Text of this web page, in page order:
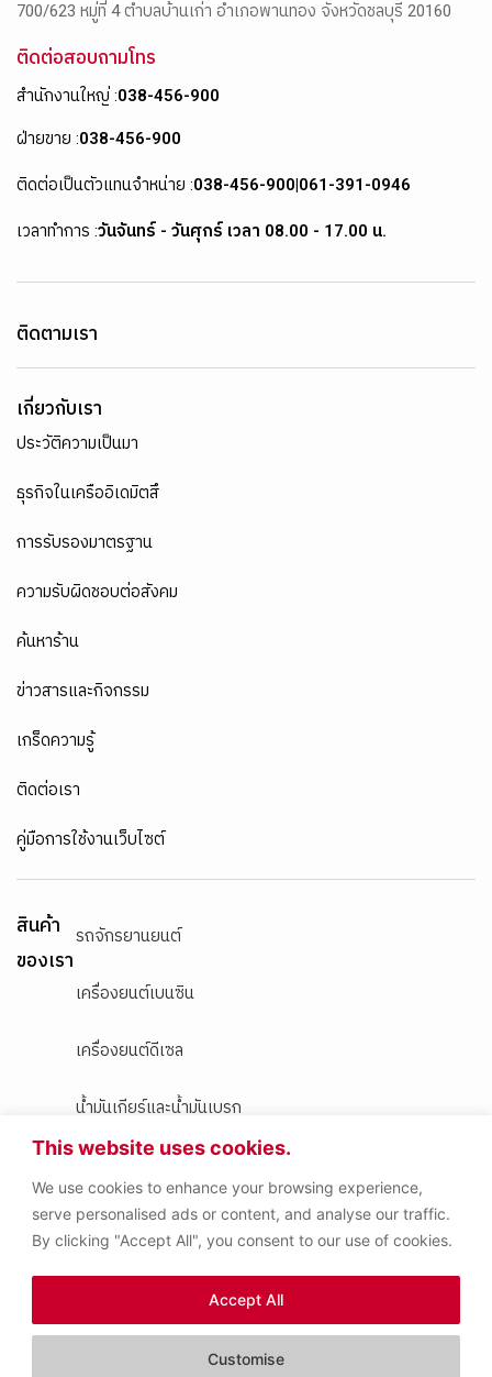
This website uses cookies.
We use cookies to enhance your browsing experience,
serve personalised ads or content, and analyse our traffic.
By clicking "Accept All", you consent to our use of cookies.
Customise
Accept All
700/623 หมู่ที่ 4 ตำบลบ้านเก่า อำเภอพานทอง จังหวัดชลบุรี 20160
ติดต่อสอบถามโทร
สำนักงานใหญ่ :038-456-900
ฝ่ายขาย :038-456-900
ติดต่อเป็นตัวแทนจำหน่าย :038-456-900|061-391-0946
เวลาทำการ :วันจันทร์ - วันศุกร์ เวลา 08.00 - 17.00 น.
ติดตามเรา
เกี่ยวกับเรา
ประวัติความเป็นมา
ธุรกิจในเครืออิเดมิตสึ
การรับรองมาตรฐาน
ความรับผิดชอบต่อสังคม
ค้นหาร้าน
ข่าวสารและกิจกรรม
เกร็ดความรู้
ติดต่อเรา
คู่มือการใช้งานเว็บไซต์
สินค้า
ของเรา
รถจักรยานยนต์
เครื่องยนต์เบนซิน
เครื่องยนต์ดีเซล
น้ำมันเกียร์และน้ำมันเบรก
Copyright (C) Idemitsu Apollo